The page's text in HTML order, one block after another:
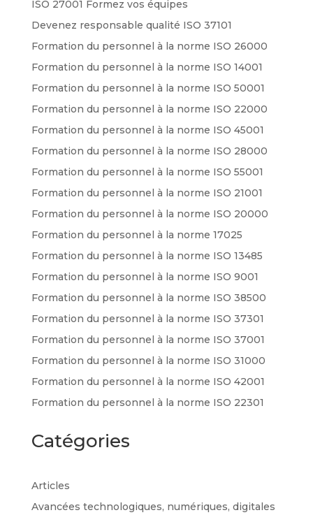
ISO 27001 Formez vos équipes
Devenez responsable qualité ISO 37101
Formation du personnel à la norme ISO 26000
Formation du personnel à la norme ISO 14001
Formation du personnel à la norme ISO 50001
Formation du personnel à la norme ISO 22000
Formation du personnel à la norme ISO 45001
Formation du personnel à la norme ISO 28000
Formation du personnel à la norme ISO 55001
Formation du personnel à la norme ISO 21001
Formation du personnel à la norme ISO 20000
Formation du personnel à la norme 17025
Formation du personnel à la norme ISO 13485
Formation du personnel à la norme ISO 9001
Formation du personnel à la norme ISO 38500
Formation du personnel à la norme ISO 37301
Formation du personnel à la norme ISO 37001
Formation du personnel à la norme ISO 31000
Formation du personnel à la norme ISO 42001
Formation du personnel à la norme ISO 22301
Catégories
Articles
Avancées technologiques, numériques, digitales